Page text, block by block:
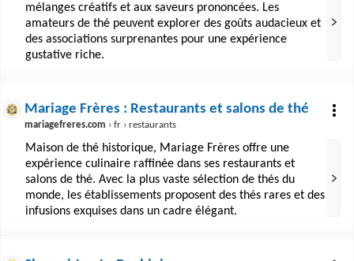
mélanges créatifs et aux saveurs prononcées. Les
amateurs de thé peuvent explorer des goûts audacieux et
des associations surprenantes pour une expérience
gustative riche.
Mariage Frères : Restaurants et salons de thé
mariagefreres.com › fr › restaurants
Maison de thé historique, Mariage Frères offre une
expérience culinaire raffinée dans ses restaurants et
salons de thé. Avec la plus vaste sélection de thés du
monde, les établissements proposent des thés rares et des
infusions exquises dans un cadre élégant.